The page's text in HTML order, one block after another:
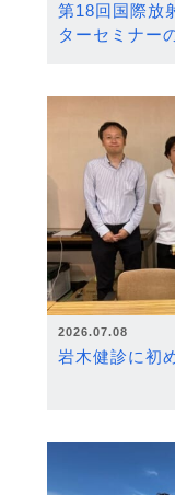
第18回国際放
ターセミナー
2026.07.08
岩木健診に初